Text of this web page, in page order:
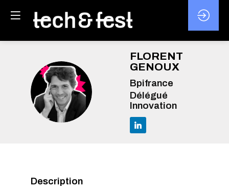
FG
FLORENT
GENOUX
Bpifrance
Délégué
Innovation
Description